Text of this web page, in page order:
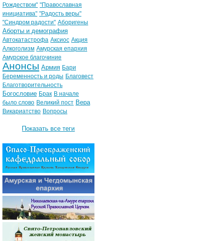
Рождеством" "Православная
инициатива" "Радость веры"
"Синдром радости" Аборигены
Аборты и демография
Автокатастрофа Аксиос Акция
Алкоголизм Амурская епархия
Амурское благочиние
Анонсы Армия Бари
Беременность и роды Благовест
Благотворительность
Богословие Брак В начале
было слово Великий пост Вера
Викариатство Вопросы
Показать все теги